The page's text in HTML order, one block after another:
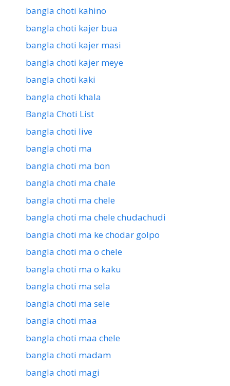
bangla choti kahino
bangla choti kajer bua
bangla choti kajer masi
bangla choti kajer meye
bangla choti kaki
bangla choti khala
Bangla Choti List
bangla choti live
bangla choti ma
bangla choti ma bon
bangla choti ma chale
bangla choti ma chele
bangla choti ma chele chudachudi
bangla choti ma ke chodar golpo
bangla choti ma o chele
bangla choti ma o kaku
bangla choti ma sela
bangla choti ma sele
bangla choti maa
bangla choti maa chele
bangla choti madam
bangla choti magi